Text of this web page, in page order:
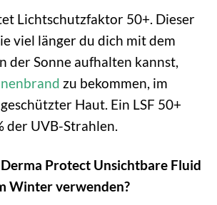
Lichtschutzfaktor 50+. Dieser
viel länger du dich mit dem
der Sonne aufhalten kannst,
zu bekommen, im
Haut. Ein LSF 50+
der UVB-Strahlen.
Protect Unsichtbare Fluid
Winter verwenden?